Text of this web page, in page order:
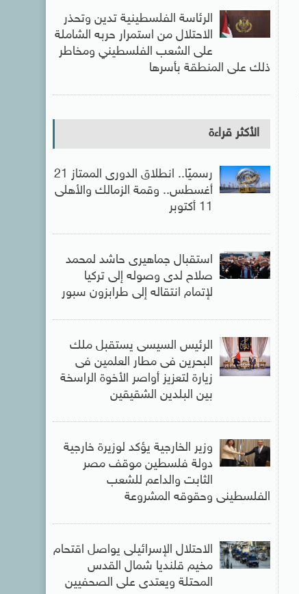
الرئاسة الفلسطينية تدين وتحذر
الاحتلال من استمرار حربه الشاملة
على الشعب الفلسطيني ومخاطر
ذلك على المنطقة بأسرها
الأكثر قراءة
رسميًا.. انطلاق الدورى الممتاز 21
أغسطس.. وقمة الزمالك والأهلى
11 أكتوبر
استقبال جماهيرى حاشد لمحمد
صلاح لدى وصوله إلى تركيا
لإتمام انتقاله إلى طرابزون سبور
الرئيس السيسى يستقبل ملك
البحرين فى مطار العلمين فى
زيارة لتعزيز أواصر الأخوة الراسخة
بين البلدين الشقيقين
وزير الخارجية يؤكد لوزيرة خارجية
دولة فلسطين موقف مصر
الثابت والداعم للشعب
الفلسطينى وحقوقه المشروعة
الاحتلال الإسرائيلى يواصل اقتحام
مخيم قلنديا شمال القدس
المحتلة ويعتدى على الصحفيين